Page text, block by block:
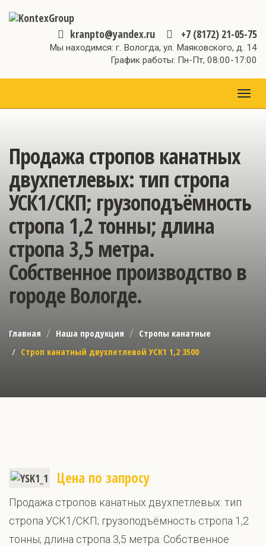
kranpto@yandex.ru +7 (8172) 21-05-75
Мы находимся: г. Вологда, ул. Маяковского, д. 14
График работы: Пн-Пт, 08:00-17:00
Продажа стропов канатных
двухпетлевых: тип стропа
УСК1/СКП; грузоподъёмность
стропа 1,2 тонны; длина
стропа 3,5 метра.
Собственное производство в
городе Вологде.
Главная Наша продукция
Стропы канатные
Строп канатный двухпетлевой УСК1 1,2 3500
Цена по запросу
Продажа стропов канатных двухпетлевых: тип
стропа УСК1/СКП; грузоподъёмность стропа 1,2
тонны; длина стропа 3,5 метра. Собственное